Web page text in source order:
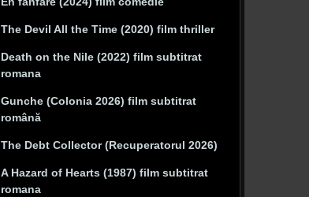
The Devil All the Time (2020) film thriller
Death on the Nile (2022) film subtitrat
romana
Gunche (Colonia 2026) film subtitrat
română
The Debt Collector (Recuperatorul 2026)
A Hazard of Hearts (1987) film subtitrat
romana